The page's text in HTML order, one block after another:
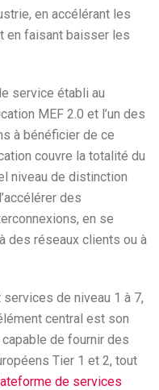
en accélérant les
en faisant baisser les
service établi au
MEF 2.0 et l’un des
à bénéficier de ce
couvre la totalité du
niveau de distinction
des
en se
des réseaux clients ou à
de niveau 1 à 7,
central est son
de fournir des
Tier 1 et 2, tout
de services